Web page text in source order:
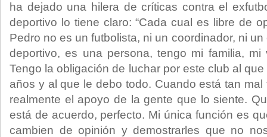
ha dejado una hilera de críticas contra el
deportivo lo tiene claro: “Cada cual es libre de
Pedro no es un futbolista, ni un coordinador, ni
deportivo, es una persona, tengo mi familia, mi
Tengo la obligación de luchar por este club al
años y al que le debo todo. Cuando está tan
realmente el apoyo de la gente que lo siente.
está de acuerdo, perfecto. Mi única función es
cambien de opinión y demostrarles que no